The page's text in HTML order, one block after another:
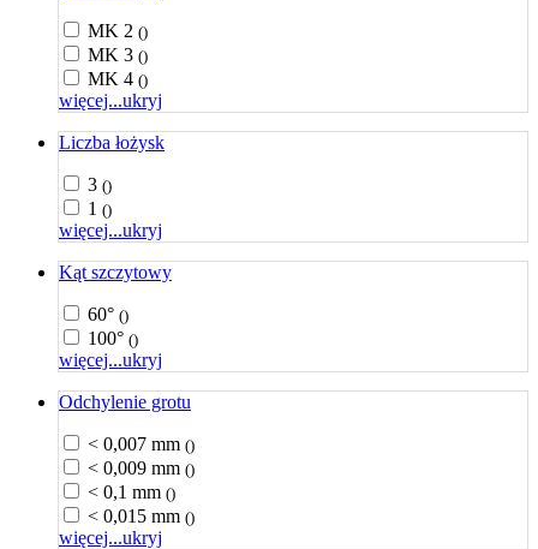
MK 2 ()
MK 3 ()
MK 4 ()
więcej...ukryj
Liczba łożysk
3 ()
1 ()
więcej...ukryj
Kąt szczytowy
60° ()
100° ()
więcej...ukryj
Odchylenie grotu
< 0,007 mm ()
< 0,009 mm ()
< 0,1 mm ()
< 0,015 mm ()
więcej...ukryj